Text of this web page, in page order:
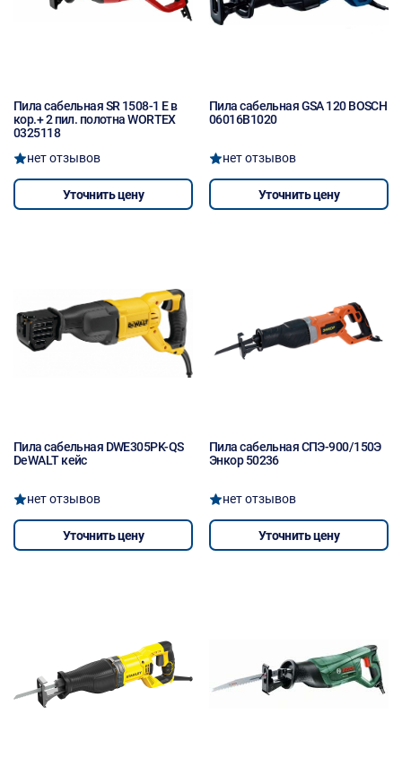
Пила сабельная SR 1508-1 E в
кор.+ 2 пил. полотна WORTEX
0325118
нет отзывов
Уточнить цену
Пила сабельная GSA 120 BOSCH
06016B1020
нет отзывов
Уточнить цену
Пила сабельная DWE305PK-QS
DeWALT кейс
нет отзывов
Уточнить цену
Пила сабельная СПЭ-900/150Э
Энкор 50236
нет отзывов
Уточнить цену